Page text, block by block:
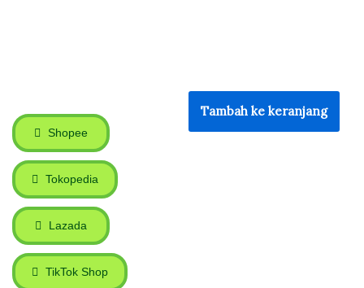
Shopee
Tokopedia
Lazada
TikTok Shop
Tambah ke keranjang